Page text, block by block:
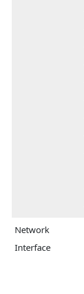
Network
Interface